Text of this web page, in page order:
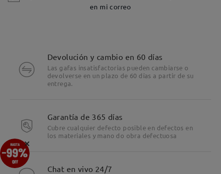
en mi correo
Devolución y cambio en 60 días
Las gafas insatisfactorias pueden cambiarse o
devolverse en un plazo de 60 días a partir de su
entrega.
Garantía de 365 días
Cubre cualquier defecto posible en defectos en
los materiales y mano do obra defectuosa
Chat en vivo 24/7
×